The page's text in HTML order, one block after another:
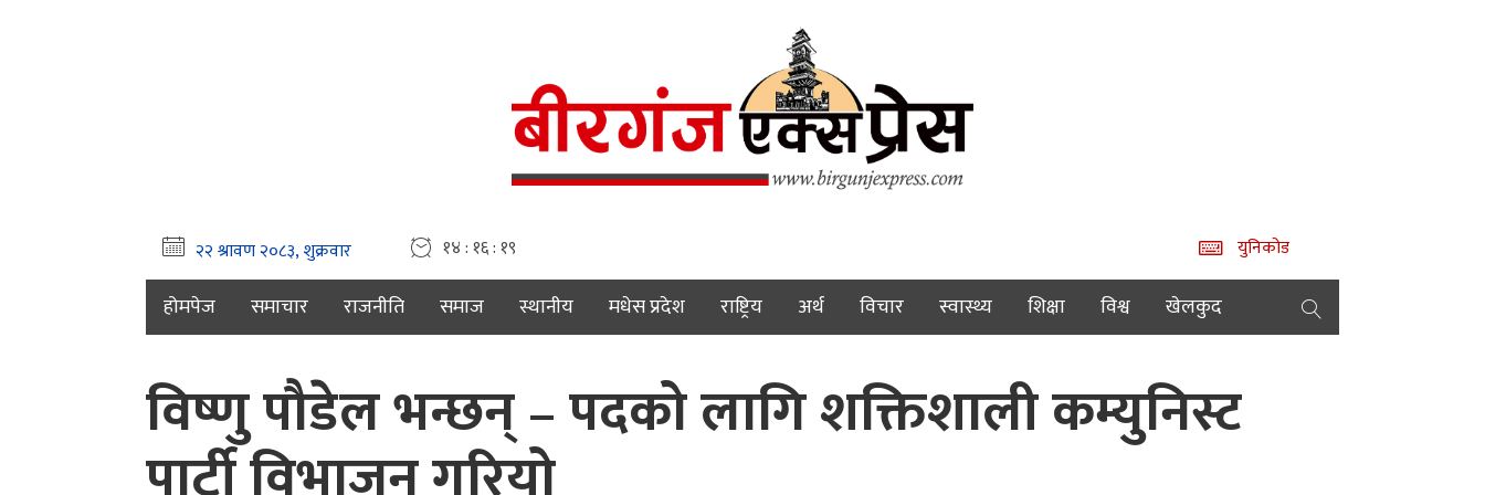
१४ : १६ : २० युनिकोड
होमपेज समाचार राजनीति समाज स्थानीय मधेस प्रदेश राष्ट्रिय अर्थ विचार स्वास्थ्य शिक्षा विश्व खेलकुद
विष्णु पौडेल भन्छन् – पदको लागि शक्तिशाली कम्युनिस्ट